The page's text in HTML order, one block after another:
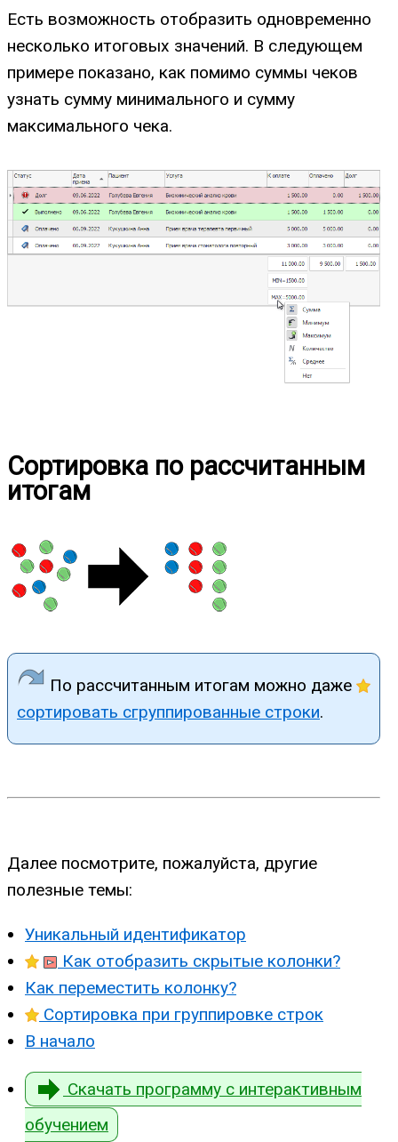
Есть возможность отобразить одновременно
несколько итоговых значений. В следующем
примере показано, как помимо суммы чеков
узнать сумму минимального и сумму
максимального чека.
Сортировка по рассчитанным
итогам
По рассчитанным итогам можно даже
сортировать сгруппированные строки.
Далее посмотрите, пожалуйста, другие
полезные темы:
Уникальный идентификатор
Как отобразить скрытые колонки?
Как переместить колонку?
Сортировка при группировке строк
В начало
Скачать программу с интерактивным
обучением